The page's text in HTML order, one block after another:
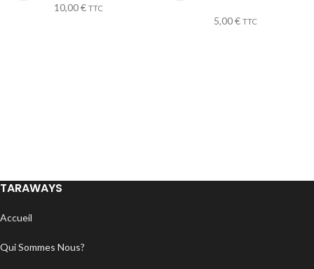
10,00€ TTC
5,00€ TTC
TARAWAYS
Accueil
Qui Sommes Nous?